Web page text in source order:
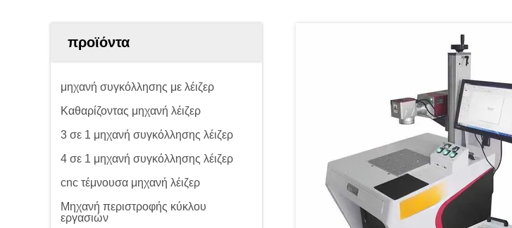
προϊόντα
μηχανή συγκόλλησης με λέιζερ
Καθαρίζοντας μηχανή λέιζερ
3 σε 1 μηχανή συγκόλλησης λέιζερ
4 σε 1 μηχανή συγκόλλησης λέιζερ
cnc τέμνουσα μηχανή λέιζερ
Μηχανή περιστροφής κύκλου
εργασιών